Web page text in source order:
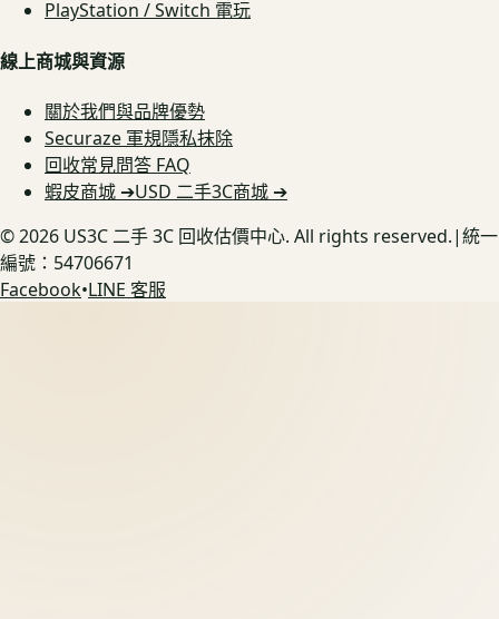
PlayStation / Switch 電玩
線上商城與資源
關於我們與品牌優勢
Securaze 軍規隱私抹除
回收常見問答 FAQ
蝦皮商城 ➔USD 二手3C商城 ➔
©2026 US3C 二手 3C 回收估價中心. All rights reserved.|統一
編號：54706671
Facebook•LINE 客服